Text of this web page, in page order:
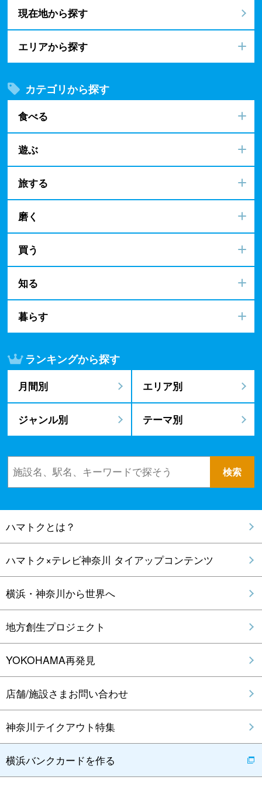
現在地から探す
エリアから探す
カテゴリから探す
食べる
遊ぶ
旅する
磨く
買う
知る
暮らす
ランキングから探す
月間別 エリア別
ジャンル別 テーマ別
ハマトクとは？
ハマトク×テレビ神奈川 タイアップコンテンツ
横浜・神奈川から世界へ
地方創生プロジェクト
YOKOHAMA再発見
店舗/施設さまお問い合わせ
神奈川テイクアウト特集
横浜バンクカードを作る